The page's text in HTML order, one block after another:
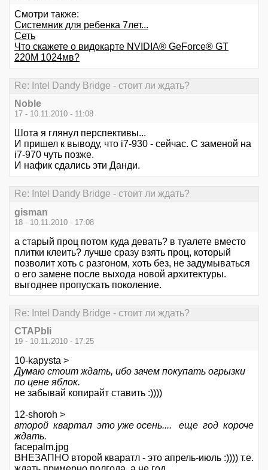
Смотри также:
Системник для ребенка 7лет...
Сеть
Что скажете о видокарте NVIDIA® GeForce® GT
220M 1024мв?
Re: Intel Dandy Bridge - стоит ли ждать?
Noble
17 - 10.11.2010 - 11:08
Шота я глянул перспективы...
И пришел к выводу, что i7-930 - сейчас. С заменой на
i7-970 чуть позже.
И нафик сдались эти Данди.
Re: Intel Dandy Bridge - стоит ли ждать?
gisman
18 - 10.11.2010 - 17:08
а старый проц потом куда девать? в туалете вместо
плитки клеить? лучше сразу взять проц, который
позволит хоть с разгоном, хоть без, не задумываться
о его замене после выхода новой архитектуры.
выгоднее пропускать поколение.
Re: Intel Dandy Bridge - стоит ли ждать?
CTAPbIi
19 - 10.11.2010 - 17:25
10-kapysta >
Думаю стоит ждать, ибо зачем покупать огрызки
по цене яблок.
не забывай копирайт ставить :))))
12-shoroh >
второй квартал это уже осень.... еще год короче
ждать.
facepalm.jpg
ВНЕЗАПНО второй кваратл - это апрель-июль :)))) т.е.